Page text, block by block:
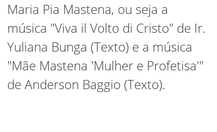
Maria Pia Mastena, ou seja a
música "Viva il Volto di Cristo" de Ir.
Yuliana Bunga (Texto) e a música
"Mãe Mastena 'Mulher e Profetisa'"
de Anderson Baggio (Texto).